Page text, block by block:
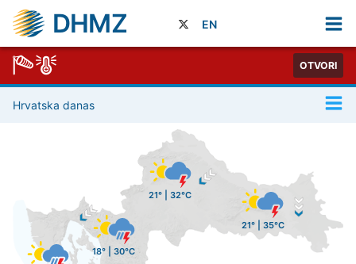
DHMZ EN
OTVORI
Hrvatska danas
21° | 32°C
21° | 35°C
18° | 30°C